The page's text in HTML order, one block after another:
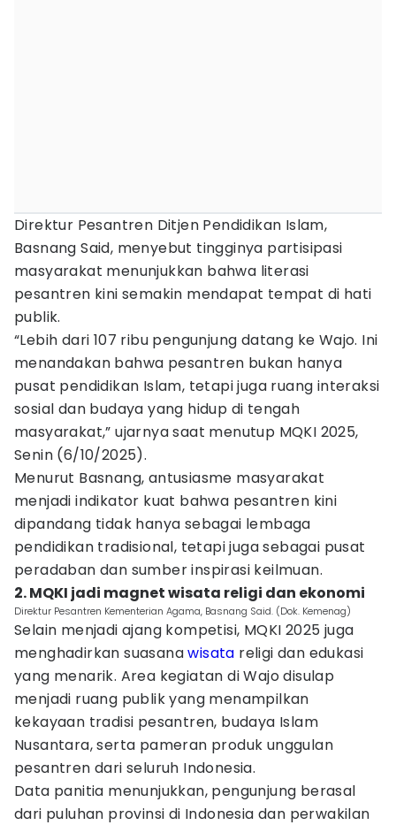
Direktur Pesantren Ditjen Pendidikan Islam,
Basnang Said, menyebut tingginya partisipasi
masyarakat menunjukkan bahwa literasi
pesantren kini semakin mendapat tempat di hati
publik.
“Lebih dari 107 ribu pengunjung datang ke Wajo. Ini
menandakan bahwa pesantren bukan hanya
pusat pendidikan Islam, tetapi juga ruang interaksi
sosial dan budaya yang hidup di tengah
masyarakat,” ujarnya saat menutup MQKI 2025,
Senin (6/10/2025).
Menurut Basnang, antusiasme masyarakat
menjadi indikator kuat bahwa pesantren kini
dipandang tidak hanya sebagai lembaga
pendidikan tradisional, tetapi juga sebagai pusat
peradaban dan sumber inspirasi keilmuan.
2. MQKI jadi magnet wisata religi dan ekonomi
Direktur Pesantren Kementerian Agama, Basnang Said. (Dok. Kemenag)
Selain menjadi ajang kompetisi, MQKI 2025 juga
menghadirkan suasanawisata religi dan edukasi
yang menarik. Area kegiatan di Wajo disulap
menjadi ruang publik yang menampilkan
kekayaan tradisi pesantren, budaya Islam
Nusantara, serta pameran produk unggulan
pesantren dari seluruh Indonesia.
Data panitia menunjukkan, pengunjung berasal
dari puluhan provinsi di Indonesia dan perwakilan